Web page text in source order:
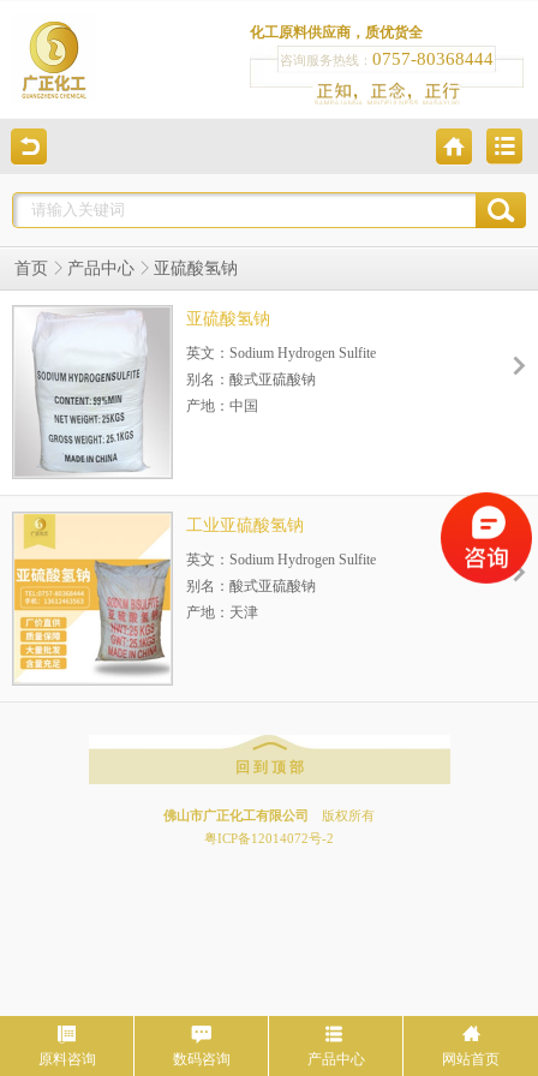
化工原料供应商，质优货全
咨询服务热线： 0757-80368444
首页 产品中心 亚硫酸氢钠
亚硫酸氢钠
英文：Sodium Hydrogen Sulfite
别名：酸式亚硫酸钠
产地：中国
物化性质：白色结晶性粉末
规格：25公斤/包
工业亚硫酸氢钠
英文：Sodium Hydrogen Sulfite
别名：酸式亚硫酸钠
产地：天津
物化性质：白色结晶性粉末
规格：25公斤/包
回 到 顶 部
佛山市广正化工有限公司
版权所有
粤ICP备12014072号-2
原料咨询 数码咨询 产品中心 网站首页